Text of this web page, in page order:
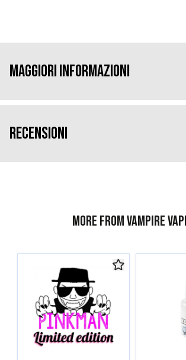
Maggiori Informazioni
Recensioni
More from Vampire